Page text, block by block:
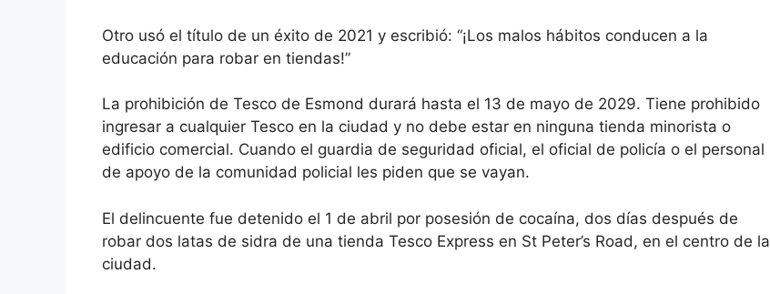
Otro usó el título de un éxito de 2021 y escribió: “¡Los malos hábitos conducen a la
educación para robar en tiendas!”
La prohibición de Tesco de Esmond durará hasta el 13 de mayo de 2029. Tiene prohibido
ingresar a cualquier Tesco en la ciudad y no debe estar en ninguna tienda minorista o
edificio comercial. Cuando el guardia de seguridad oficial, el oficial de policía o el personal
de apoyo de la comunidad policial les piden que se vayan.
El delincuente fue detenido el 1 de abril por posesión de cocaína, dos días después de
robar dos latas de sidra de una tienda Tesco Express en St Peter’s Road, en el centro de la
ciudad.